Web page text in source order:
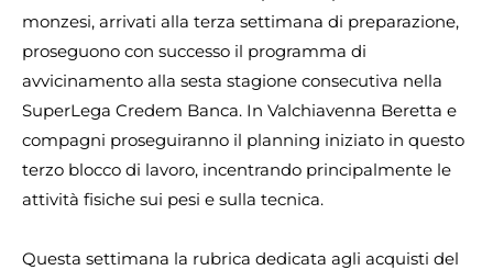
monzesi, arrivati alla terza settimana di preparazione,
proseguono con successo il programma di
avvicinamento alla sesta stagione consecutiva nella
SuperLega Credem Banca. In Valchiavenna Beretta e
compagni proseguiranno il planning iniziato in questo
terzo blocco di lavoro, incentrando principalmente le
attività fisiche sui pesi e sulla tecnica.
Questa settimana la rubrica dedicata agli acquisti del